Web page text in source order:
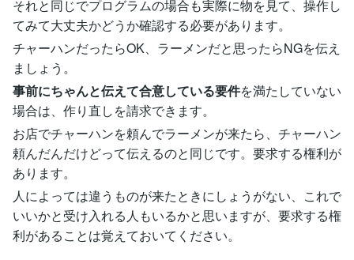
それと同じでプログラムの場合も実際に物を見て、操作し
てみて大丈夫かどうか確認する必要があります。
チャーハンだったらOK、ラーメンだと思ったらNGを伝え
ましょう。
事前にちゃんと伝えて合意している要件を満たしていない
場合は、作り直しを請求できます。
お店でチャーハンを頼んでラーメンが来たら、チャーハン
頼んだんだけどって伝えるのと同じです。要求する権利が
あります。
人によっては違うものが来たときにしょうがない、これで
いいかと受け入れる人もいるかと思いますが、要求する権
利があることは覚えておいてください。